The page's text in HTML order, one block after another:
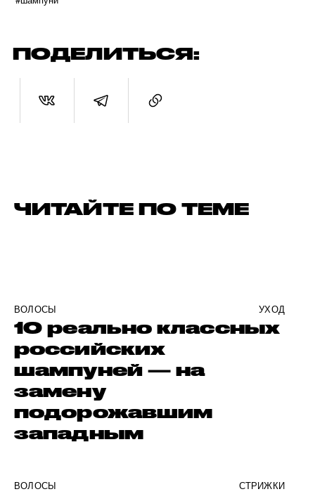
ПОДЕЛИТЬСЯ:
ЧИТАЙТЕ ПО ТЕМЕ
ВОЛОСЫ УХОД
10 реально классных
российских
шампуней — на
замену
подорожавшим
западным
ВОЛОСЫ СТРИЖКИ